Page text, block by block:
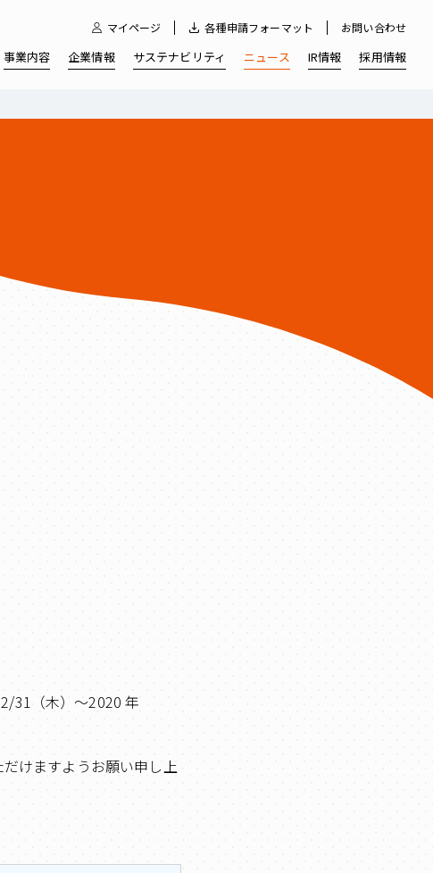
事業内容 企業情報 サステナビリティ ニュース IR情報 採用情報
マイページ 各種申請フォーマット お問い合わせ
31（木）～2020 年
けますようお願い申し上